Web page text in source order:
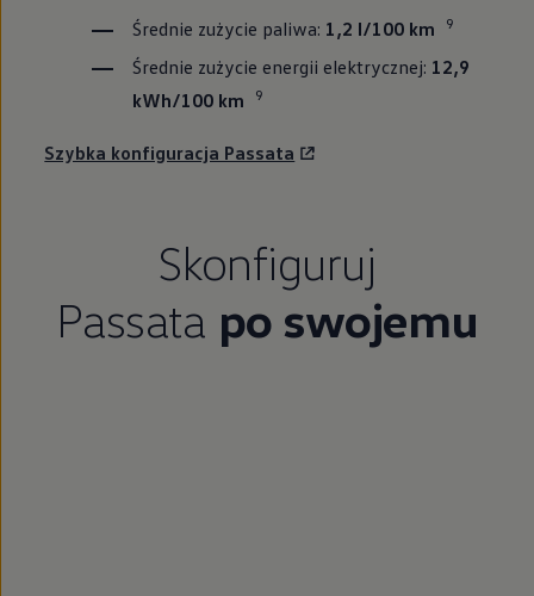
Średnie zużycie paliwa: 1,2 l/100 km 9
Średnie zużycie energii elektrycznej: 12,9
kWh/100 km
9
Szybka konfiguracja Passata
Skonfiguruj
Passata po swojemu